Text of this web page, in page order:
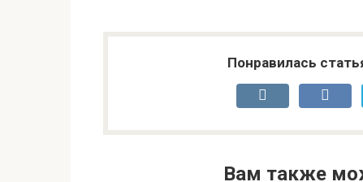
Понравилась
Вам также